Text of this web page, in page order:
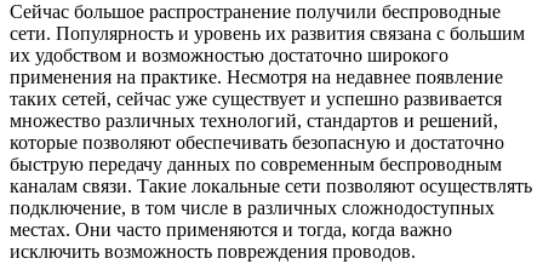
Сейчас большое распространение получили беспроводные
сети. Популярность и уровень их развития связана с большим
их удобством и возможностью достаточно широкого
применения на практике. Несмотря на недавнее появление
таких сетей, сейчас уже существует и успешно развивается
множество различных технологий, стандартов и решений,
которые позволяют обеспечивать безопасную и достаточно
быструю передачу данных по современным беспроводным
каналам связи. Такие локальные сети позволяют осуществлять
подключение, в том числе в различных сложнодоступных
местах. Они часто применяются и тогда, когда важно
исключить возможность повреждения проводов.